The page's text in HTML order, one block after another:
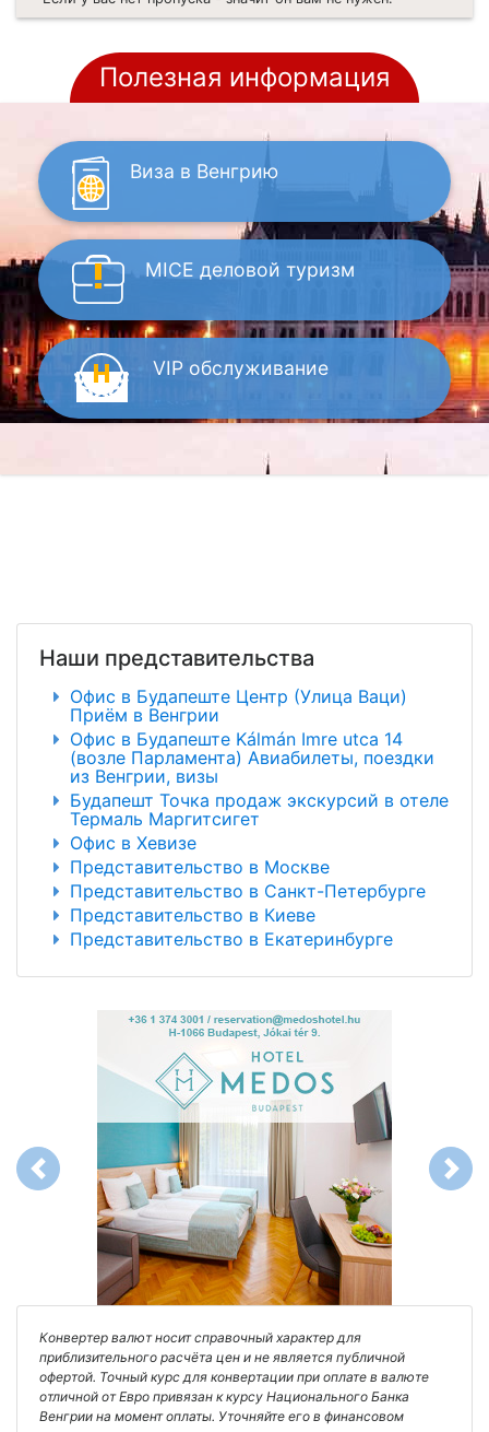
Полезная информация
Виза в Венгрию
MICE деловой туризм
VIP обслуживание
Наши представительства
Офис в Будапеште Центр (Улица Ваци)
Приём в Венгрии
Офис в Будапеште Kálmán Imre utca 14
(возле Парламента) Авиабилеты, поездки
из Венгрии, визы
Будапешт Точка продаж экскурсий в отеле
Термаль Маргитсигет
Офис в Хевизе
Представительство в Москве
Представительство в Санкт-Петербурге
Представительство в Киеве
Представительство в Екатеринбурге
Previous Next
Конвертер валют носит справочный характер для
приблизительного расчёта цен и не является публичной
офертой. Точный курс для конвертации при оплате в валюте
отличной от Евро привязан к курсу Национального Банка
Венгрии на момент оплаты. Уточняйте его в финансовом